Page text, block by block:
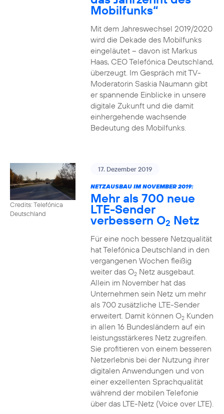
Mobilfunks“
Mit dem Jahreswechsel 2019/2020
wird die Dekade des Mobilfunks
eingeläutet – davon ist Markus
Haas, CEO Telefónica Deutschland,
überzeugt. Im Gespräch mit TV-
Moderatorin Saskia Naumann gibt
er spannende Einblicke in unsere
digitale Zukunft und die damit
einhergehende wachsende
Bedeutung des Mobilfunks.
Credits: Telefónica
Deutschland
17. Dezember 2019
NETZAUSBAU IM NOVEMBER 2019:
Mehr als 700 neue
LTE-Sender
verbessern O2 Netz
Für eine noch bessere Netzqualität
hat Telefónica Deutschland in den
vergangenen Wochen fleißig
weiter das O2Netz ausgebaut.
Allein im November hat das
Unternehmen sein Netz um mehr
als 700 zusätzliche LTE-Sender
erweitert. Damit können O2Kunden
in allen 16 Bundesländern auf ein
leistungsstärkeres Netz zugreifen.
Sie profitieren von einem besseren
Netzerlebnis bei der Nutzung ihrer
digitalen Anwendungen und von
einer exzellenten Sprachqualität
während der mobilen Telefonie
über das LTE-Netz (Voice over LTE).